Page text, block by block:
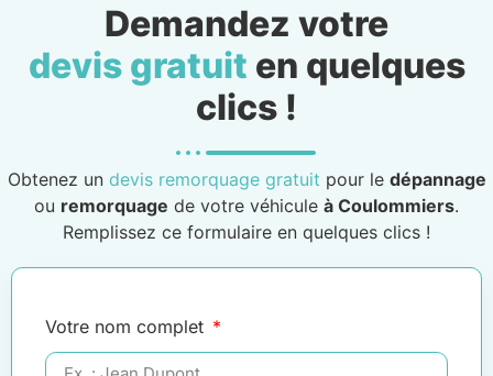
Demandez votre
devis gratuit en quelques
clics !
Obtenez un devis remorquage gratuit pour le dépannage
ou remorquage de votre véhicule à Coulommiers.
Remplissez ce formulaire en quelques clics !
Votre nom complet